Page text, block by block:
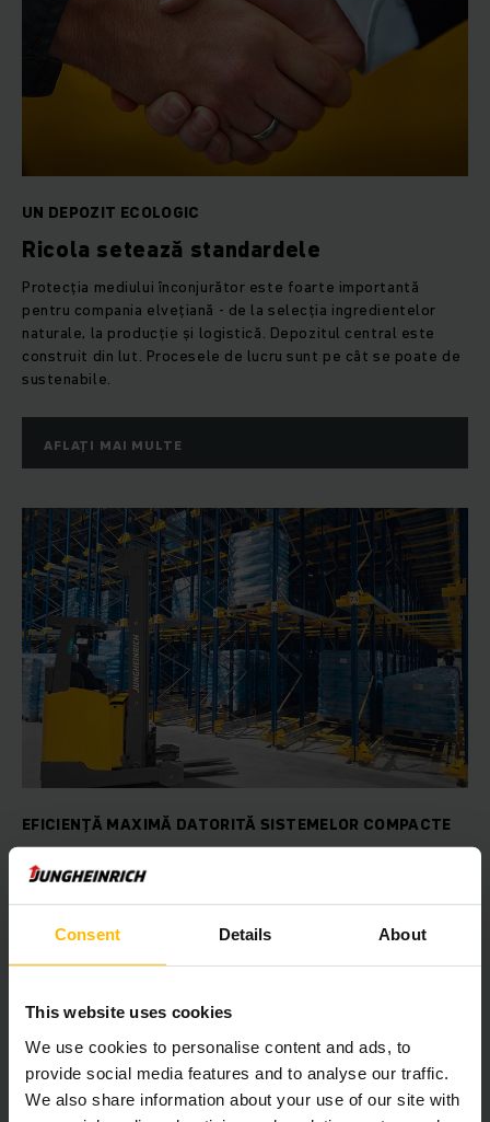
Consent Details About
This website uses cookies
We use cookies to personalise content and ads, to
provide social media features and to analyse our traffic.
We also share information about your use of our site with
UN DEPOZIT ECOLOGIC
Ricola setează standardele
Protecția mediului înconjurător este foarte importantă
pentru compania elvețiană - de la selecția ingredientelor
naturale, la producție și logistică. Depozitul central este
construit din lut. Procesele de lucru sunt pe cât se poate de
sustenabile.
AFLAȚI MAI MULTE
EFICIENȚĂ MAXIMĂ DATORITĂ SISTEMELOR COMPACTE
Economisește timp și bani
Spațiul disponibil pentru cele 25 milioane de tone de
insuficient. Am reușit să asigurăm spațiul necesar și să
maximizăm eficiența cu un sistem de depozitare pe înălțime.